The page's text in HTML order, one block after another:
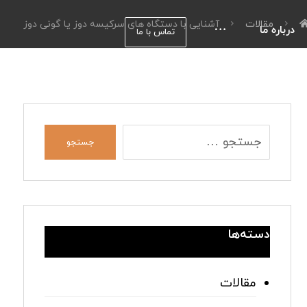
درباره ما تماس با ما
مقالات آشنایی با دستگاه های سرکیسه دوز یا گونی دوز
جستجو
دسته‌ها
مقالات